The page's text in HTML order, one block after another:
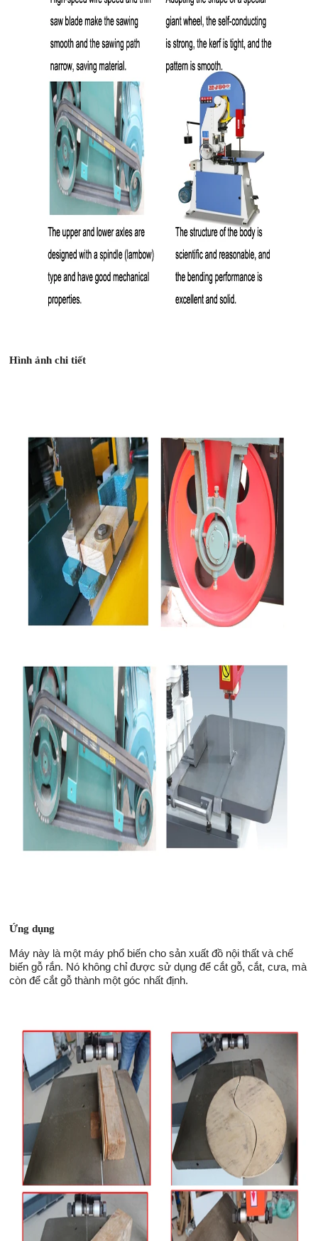
Hình ảnh chi tiết
Ứng dụng
Máy này là một máy phổ biến cho sản xuất đồ nội thất và chế
biến gỗ rắn. Nó không chỉ được sử dụng để cắt gỗ, cắt, cưa, mà
còn để cắt gỗ thành một góc nhất định.